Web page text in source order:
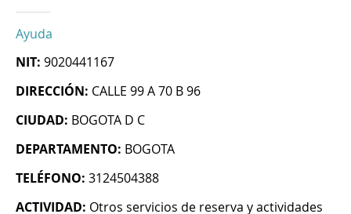
Ayuda
NIT: 9020441167
DIRECCIÓN: CALLE 99 A 70 B 96
CIUDAD: BOGOTA D C
DEPARTAMENTO: BOGOTA
TELÉFONO: 3124504388
ACTIVIDAD: Otros servicios de reserva y actividades